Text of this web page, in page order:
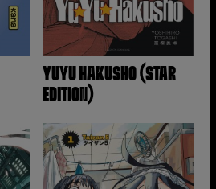
YUYU HAKUSHO (STAR
EDITION)